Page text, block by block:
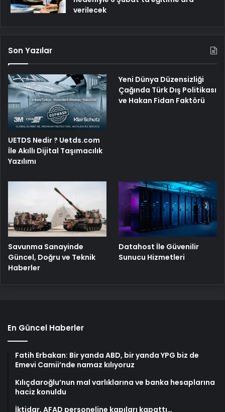
verilecek
Son Yazılar
UETDS Nedir ? Uetds.com
İle Akıllı Dijital Taşımacılık
Yazılımı
Yeni Dünya Düzensizliği
Çağında Türk Dış Politikası
ve Hakan Fidan Faktörü
Savunma Sanayinde
Güncel, Doğru ve Teknik
Haberler
Datahost İle Güvenilir
Sunucu Hizmetleri
En Güncel Haberler
Fatih Erbakan: Bir yanda ABD, bir yanda YPG biz de
Emevi Camii’nde namaz kılıyoruz
Kılıçdaroğlu’nun mal varlıklarına ve banka hesaplarına
haciz konuldu
İktidar, AFAD personeline kapıları kapattı…